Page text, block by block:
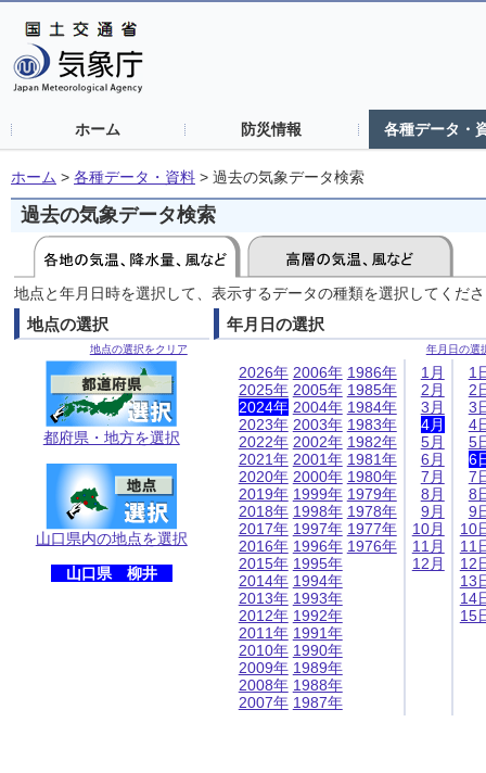
ホーム 防災情報 各種データ・
ホーム > 各種データ・資料 > 過去の気象データ検索
過去の気象データ検索
地点と年月日時を選択して、表示するデータの種類を選択してくだ
地点の選択
地点の選択をクリア
都府県・地方を選択
山口県内の地点を選択
山口県 柳井
年月日の選択
年月日の選
2026年
2025年
2024年
2023年
2022年
2021年
2020年
2019年
2018年
2017年
2016年
2015年
2014年
2013年
2012年
2011年
2010年
2009年
2008年
2007年
2006年
2005年
2004年
2003年
2002年
2001年
2000年
1999年
1998年
1997年
1996年
1995年
1994年
1993年
1992年
1991年
1990年
1989年
1988年
1987年
1986年
1985年
1984年
1983年
1982年
1981年
1980年
1979年
1978年
1977年
1976年
1月
2月
3月
4月
5月
6月
7月
8月
9月
10月
11月
12月
1
2
3
4
5
6
7
8
9
10
11
12
13
14
15